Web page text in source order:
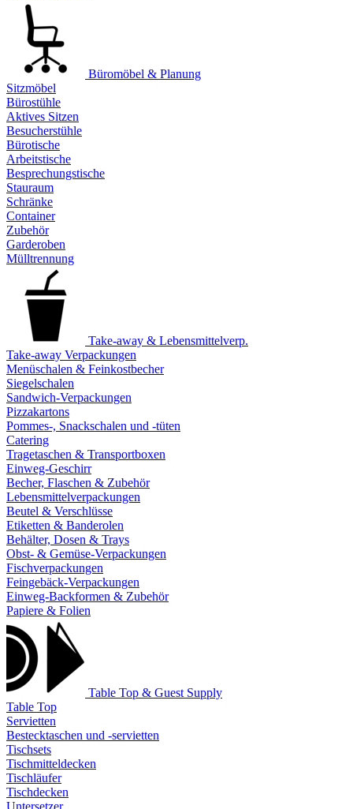
Büromöbel & Planung
Sitzmöbel
Bürostühle
Aktives Sitzen
Besucherstühle
Bürotische
Arbeitstische
Besprechungstische
Stauraum
Schränke
Container
Zubehör
Garderoben
Mülltrennung
Take-away & Lebensmittelverp.
Take-away Verpackungen
Menüschalen & Feinkostbecher
Siegelschalen
Sandwich-Verpackungen
Pizzakartons
Pommes-, Snackschalen und -tüten
Catering
Tragetaschen & Transportboxen
Einweg-Geschirr
Becher, Flaschen & Zubehör
Lebensmittelverpackungen
Beutel & Verschlüsse
Etiketten & Banderolen
Behälter, Dosen & Trays
Obst- & Gemüse-Verpackungen
Fischverpackungen
Feingebäck-Verpackungen
Einweg-Backformen & Zubehör
Papiere & Folien
Table Top & Guest Supply
Table Top
Servietten
Bestecktaschen und -servietten
Tischsets
Tischmitteldecken
Tischläufer
Tischdecken